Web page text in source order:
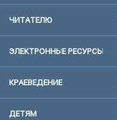
ЧИТАТЕЛЮ
ЭЛЕКТРОННЫЕ РЕСУРСЫ
КРАЕВЕДЕНИЕ
ДЕТЯМ